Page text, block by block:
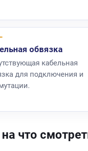
обвязка
кабельная
для подключения и
что